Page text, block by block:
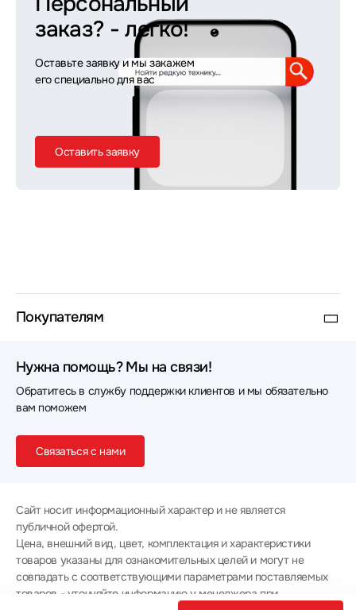
заказ? - легко!
Оставьте заявку и мы закажем
его специально для вас
Оставить заявку
Покупателям
Нужна помощь? Мы на связи!
Обратитесь в службу поддержки клиентов и мы обязательно
вам поможем
Связаться с нами
Сайт носит информационный характер и не является
публичной офертой.
Цена, внешний вид, цвет, комплектация и характеристики
товаров указаны для ознакомительных целей и могут не
совпадать с соответствующими параметрами поставляемых
товаров - уточняйте информацию у менеджера при